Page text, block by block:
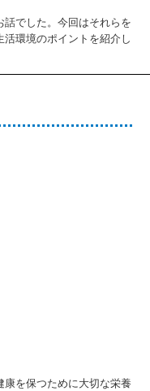
でした。今回はそれらを
環境のポイントを紹介し
を保つために大切な栄養